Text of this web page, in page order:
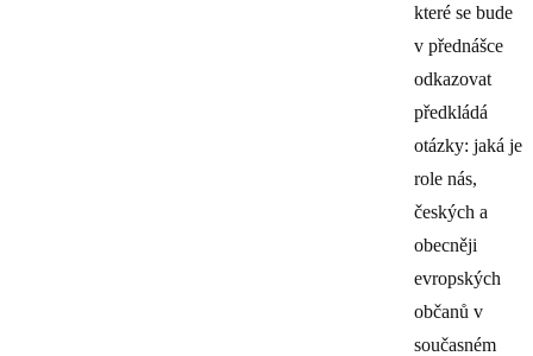
které se bude
v přednášce
odkazovat
předkládá
otázky: jaká je
role nás,
českých a
obecněji
evropských
občanů v
současném